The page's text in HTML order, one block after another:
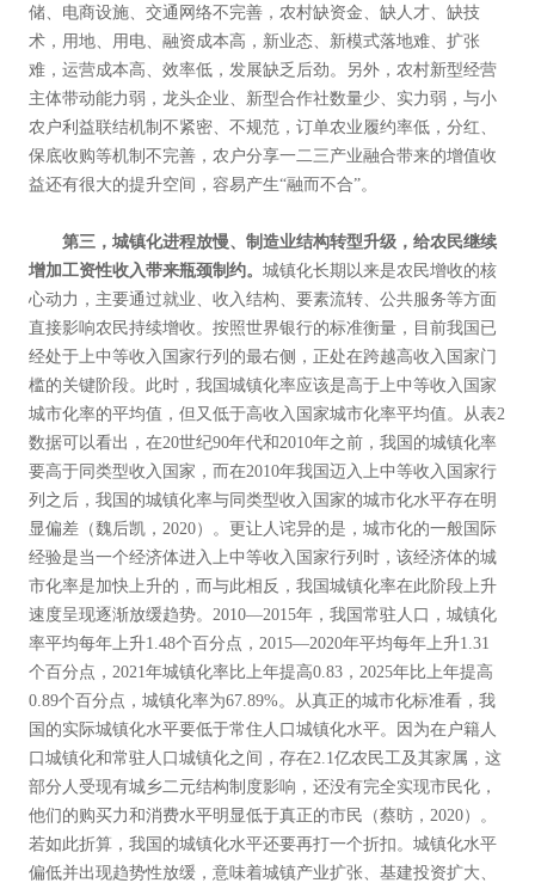
储、电商设施、交通网络不完善，农村缺资金、缺人才、缺技
术，用地、用电、融资成本高，新业态、新模式落地难、扩张
难，运营成本高、效率低，发展缺乏后劲。另外，农村新型经营
主体带动能力弱，龙头企业、新型合作社数量少、实力弱，与小
农户利益联结机制不紧密、不规范，订单农业履约率低，分红、
保底收购等机制不完善，农户分享一二三产业融合带来的增值收
益还有很大的提升空间，容易产生“融而不合”。
第三，城镇化进程放慢、制造业结构转型升级，给农民继续
增加工资性收入带来瓶颈制约。城镇化长期以来是农民增收的核
心动力，主要通过就业、收入结构、要素流转、公共服务等方面
直接影响农民持续增收。按照世界银行的标准衡量，目前我国已
经处于上中等收入国家行列的最右侧，正处在跨越高收入国家门
槛的关键阶段。此时，我国城镇化率应该是高于上中等收入国家
城市化率的平均值，但又低于高收入国家城市化率平均值。从表2
数据可以看出，在20世纪90年代和2010年之前，我国的城镇化率
要高于同类型收入国家，而在2010年我国迈入上中等收入国家行
列之后，我国的城镇化率与同类型收入国家的城市化水平存在明
显偏差（魏后凯，2020）。更让人诧异的是，城市化的一般国际
经验是当一个经济体进入上中等收入国家行列时，该经济体的城
市化率是加快上升的，而与此相反，我国城镇化率在此阶段上升
速度呈现逐渐放缓趋势。2010—2015年，我国常驻人口，城镇化
率平均每年上升1.48个百分点，2015—2020年平均每年上升1.31
个百分点，2021年城镇化率比上年提高0.83，2025年比上年提高
0.89个百分点，城镇化率为67.89%。从真正的城市化标准看，我
国的实际城镇化水平要低于常住人口城镇化水平。因为在户籍人
口城镇化和常驻人口城镇化之间，存在2.1亿农民工及其家属，这
部分人受现有城乡二元结构制度影响，还没有完全实现市民化，
他们的购买力和消费水平明显低于真正的市民（蔡昉，2020）。
若如此折算，我国的城镇化水平还要再打一个折扣。城镇化水平
偏低并出现趋势性放缓，意味着城镇产业扩张、基建投资扩大、